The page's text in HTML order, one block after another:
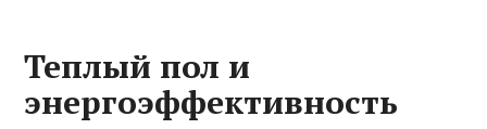
Теплый пол и
энергоэффективность